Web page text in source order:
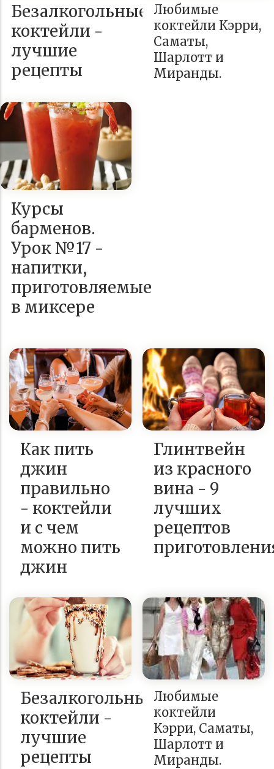
Безалкогольные
коктейли -
лучшие
рецепты
Любимые
коктейли Кэрри,
Саматы,
Шарлотт и
Миранды.
Курсы
барменов.
Урок №17 -
напитки,
приготовляемые
в миксере
Как пить
джин
правильно
- коктейли
и с чем
можно пить
джин
Глинтвейн
из красного
вина - 9
лучших
рецептов
Безалкогольные
коктейли -
лучшие
рецепты
Любимые
коктейли
Кэрри, Саматы,
Шарлотт и
Миранды.